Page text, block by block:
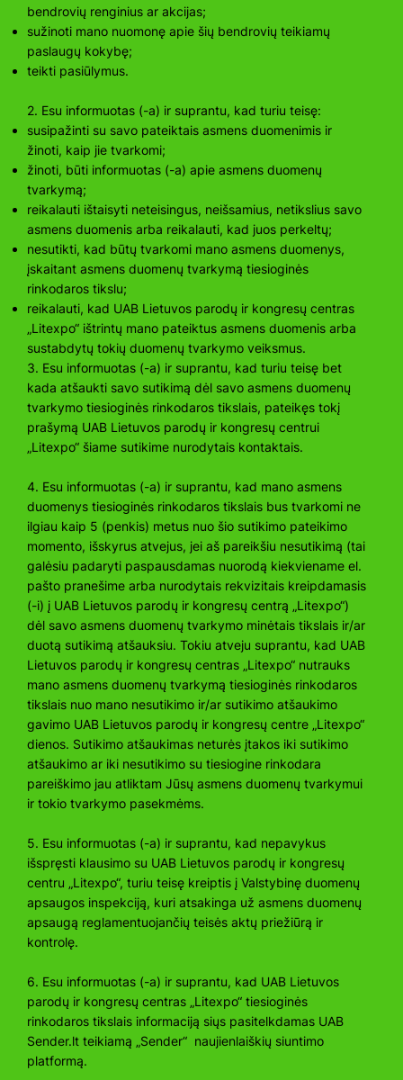
bendrovių renginius ar akcijas;
sužinoti mano nuomonę apie šių bendrovių teikiamų
paslaugų kokybę;
teikti pasiūlymus.
2. Esu informuotas (-a) ir suprantu, kad turiu teisę:
susipažinti su savo pateiktais asmens duomenimis ir
žinoti, kaip jie tvarkomi;
žinoti, būti informuotas (-a) apie asmens duomenų
tvarkymą;
reikalauti ištaisyti neteisingus, neišsamius, netikslius savo
asmens duomenis arba reikalauti, kad juos perkeltų;
nesutikti, kad būtų tvarkomi mano asmens duomenys,
įskaitant asmens duomenų tvarkymą tiesioginės
rinkodaros tikslu;
reikalauti, kad UAB Lietuvos parodų ir kongresų centras
„Litexpo“ ištrintų mano pateiktus asmens duomenis arba
sustabdytų tokių duomenų tvarkymo veiksmus.
3. Esu informuotas (-a) ir suprantu, kad turiu teisę bet
kada atšaukti savo sutikimą dėl savo asmens duomenų
tvarkymo tiesioginės rinkodaros tikslais, pateikęs tokį
prašymą UAB Lietuvos parodų ir kongresų centrui
„Litexpo“ šiame sutikime nurodytais kontaktais.
4. Esu informuotas (-a) ir suprantu, kad mano asmens
duomenys tiesioginės rinkodaros tikslais bus tvarkomi ne
ilgiau kaip 5 (penkis) metus nuo šio sutikimo pateikimo
momento, išskyrus atvejus, jei aš pareikšiu nesutikimą (tai
galėsiu padaryti paspausdamas nuorodą kiekviename el.
pašto pranešime arba nurodytais rekvizitais kreipdamasis
(-i) į UAB Lietuvos parodų ir kongresų centrą „Litexpo“)
dėl savo asmens duomenų tvarkymo minėtais tikslais ir/ar
duotą sutikimą atšauksiu. Tokiu atveju suprantu, kad UAB
Lietuvos parodų ir kongresų centras „Litexpo“ nutrauks
mano asmens duomenų tvarkymą tiesioginės rinkodaros
tikslais nuo mano nesutikimo ir/ar sutikimo atšaukimo
gavimo UAB Lietuvos parodų ir kongresų centre „Litexpo“
dienos. Sutikimo atšaukimas neturės įtakos iki sutikimo
atšaukimo ar iki nesutikimo su tiesiogine rinkodara
pareiškimo jau atliktam Jūsų asmens duomenų tvarkymui
ir tokio tvarkymo pasekmėms.
5. Esu informuotas (-a) ir suprantu, kad nepavykus
išspręsti klausimo su UAB Lietuvos parodų ir kongresų
centru „Litexpo“, turiu teisę kreiptis į Valstybinę duomenų
apsaugos inspekciją, kuri atsakinga už asmens duomenų
apsaugą reglamentuojančių teisės aktų priežiūrą ir
kontrolę.
6. Esu informuotas (-a) ir suprantu, kad UAB Lietuvos
parodų ir kongresų centras „Litexpo“ tiesioginės
rinkodaros tikslais informaciją siųs pasitelkdamas UAB
Sender.lt teikiamą „Sender“ naujienlaiškių siuntimo
platformą.